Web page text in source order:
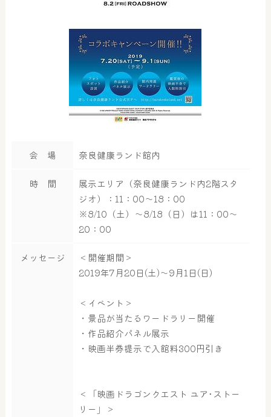
会 場 奈良健康ランド館内
時 間
展示エリア（奈良健康ランド内2階スタ
ジオ）：11：00～18：00
※8/10（土）～8/18（日）は11：00～
20：00
メッセージ
＜開催期間＞
2019年7月20日(土)～9月1日(日)
＜イベント＞
・景品が当たるワードラリー開催
・作品紹介パネル展示
・映画半券提示で入館料300円引き
＜「映画ドラゴンクエスト ユア･ストー
リー」＞